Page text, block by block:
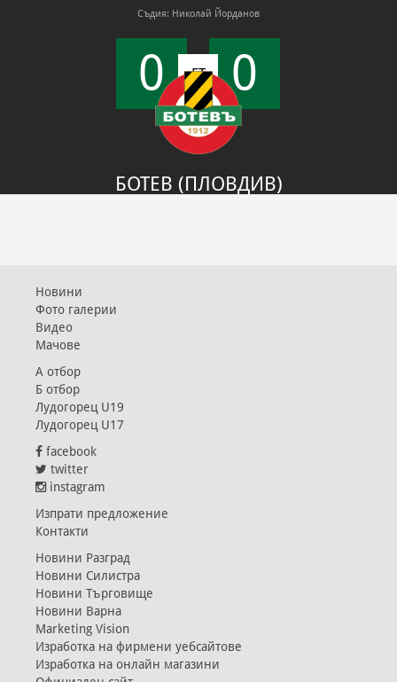
Съдия: Николай Йорданов
0 FT 0
БОТЕВ (ПЛОВДИВ)
Новини
Фото галерии
Видео
Мачове
А отбор
Б отбор
Лудогорец U19
Лудогорец U17
facebook
twitter
instagram
Изпрати предложение
Контакти
Новини Разград
Новини Силистра
Новини Търговище
Новини Варна
Marketing Vision
Изработка на фирмени уебсайтове
Изработка на онлайн магазини